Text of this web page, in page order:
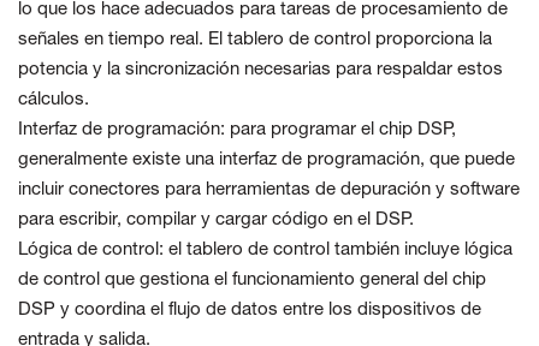
lo que los hace adecuados para tareas de procesamiento de
señales en tiempo real. El tablero de control proporciona la
potencia y la sincronización necesarias para respaldar estos
cálculos.
Interfaz de programación: para programar el chip DSP,
generalmente existe una interfaz de programación, que puede
incluir conectores para herramientas de depuración y software
para escribir, compilar y cargar código en el DSP.
Lógica de control: el tablero de control también incluye lógica
de control que gestiona el funcionamiento general del chip
DSP y coordina el flujo de datos entre los dispositivos de
entrada y salida.